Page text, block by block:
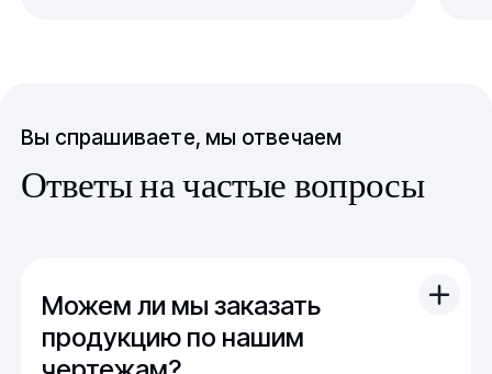
Вы спрашиваете, мы отвечаем
Ответы на частые вопросы
Можем ли мы заказать
продукцию по нашим